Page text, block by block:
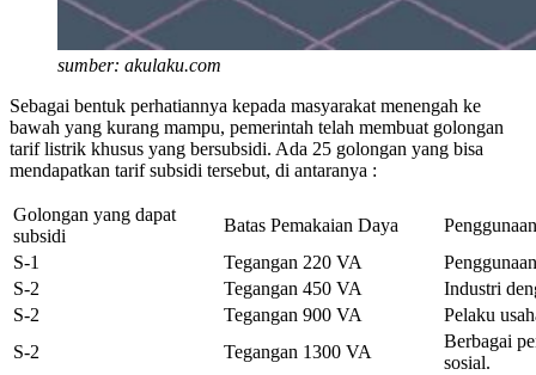
sumber: akulaku.com
Sebagai bentuk perhatiannya kepada masyarakat menengah ke
bawah yang kurang mampu, pemerintah telah membuat golongan
tarif listrik khusus yang bersubsidi. Ada 25 golongan yang bisa
mendapatkan tarif subsidi tersebut, di antaranya :
Golongan yang dapat
subsidi
Batas Pemakaian Daya
Penggunaan
S-1
Tegangan 220 VA
S-2
Tegangan 450 VA
Industri
S-2
Tegangan 900 VA
Pelaku
S-2
Tegangan 1300 VA
Berbagai
sosial.